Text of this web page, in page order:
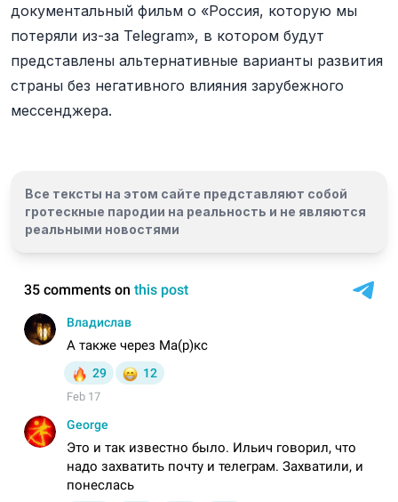
документальный фильм о «Россия, которую мы
потеряли из-за Telegram», в котором будут
представлены альтернативные варианты развития
страны без негативного влияния зарубежного
мессенджера.
Все тексты на этом сайте представляют собой
гротескные пародии на реальность и не являются
реальными новостями